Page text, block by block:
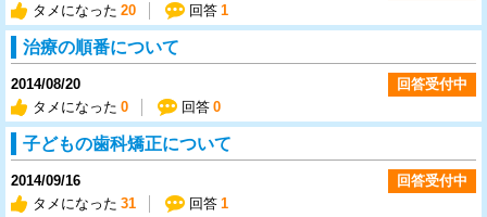
タメになった 20 回答 1
治療の順番について
2014/08/20
タメになった 0 回答 0
回答受付中
子どもの歯科矯正について
2014/09/16
タメになった 31 回答 1
回答受付中